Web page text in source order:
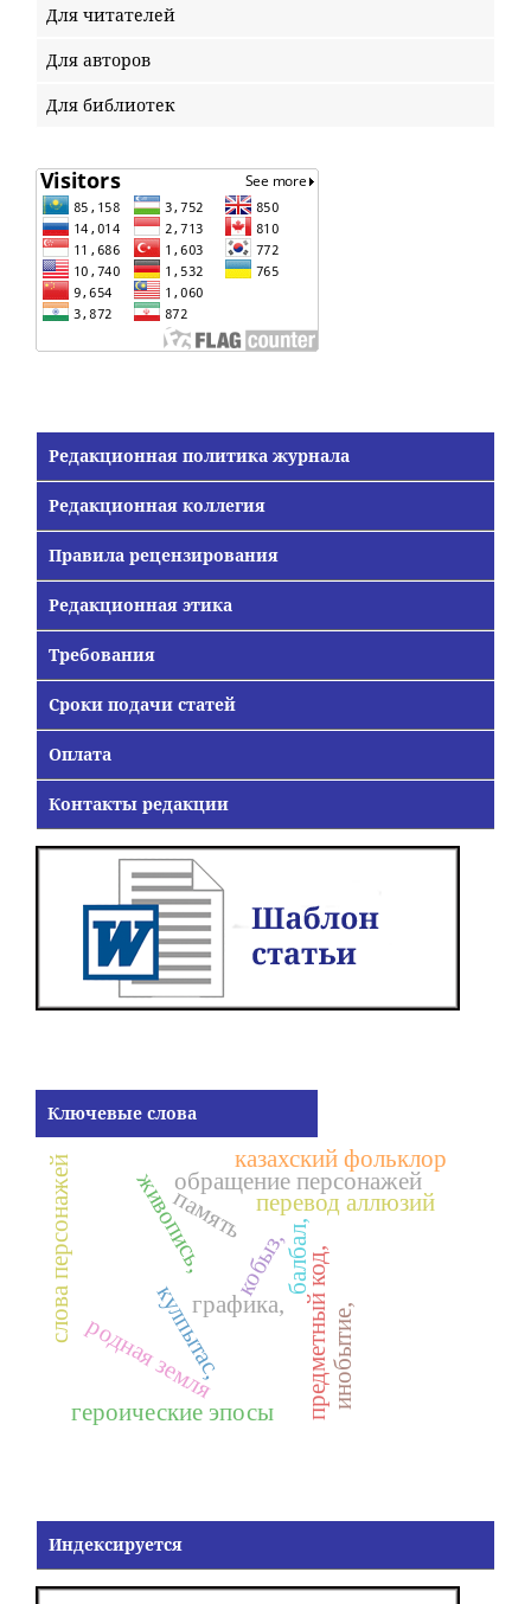
Для читателей
Для авторов
Для библиотек
Редакционная политика журнала
Редакционная коллегия
Правила рецензирования
Редакционная этика
Требования
Сроки подачи статей
Оплата
Контакты редакции
Ключевые слова
живопись,
графика,
кобыз,балбал,
кулпытас, предметный код,инобытие,
память перевод аллюзий
обращение персонажей
родная земля
казахский фольклор
героические эпосы
слова персонажей
Индексируется